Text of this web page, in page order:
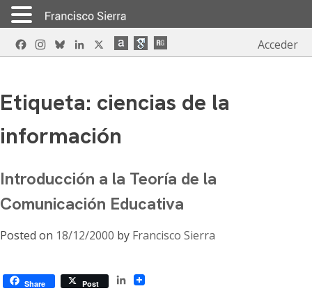
Skip
to
FacebookInstagram
BlueskyLinkedIn Acceder
Etiqueta: ciencias de la
información
Introducción a la Teoría de la
Comunicación Educativa
Posted on 18/12/2000 by Francisco Sierra
Share Post
LinkedIn